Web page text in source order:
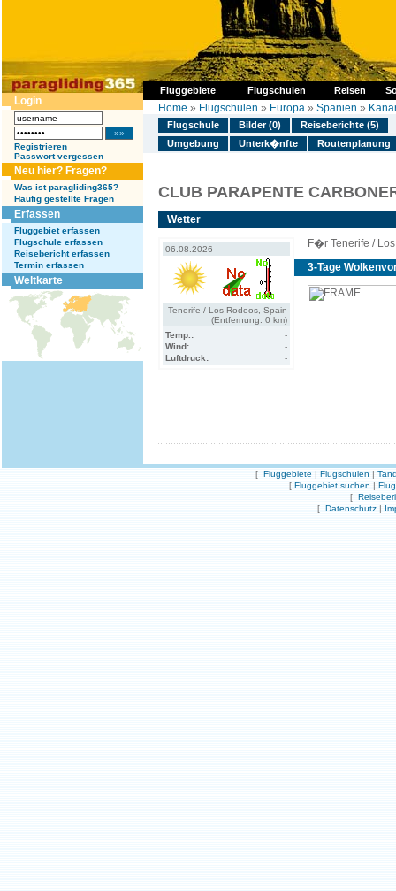
Fluggebiete Flugschulen Reisen
Login
Registrieren
Passwort vergessen
Neu hier? Fragen?
Was ist paragliding365?
Häufig gestellte Fragen
Erfassen
Fluggebiet erfassen
Flugschule erfassen
Reisebericht erfassen
Termin erfassen
Weltkarte
Home » Flugschulen » Europa » Spanien »
Flugschule Bilder (0)
Reiseberichte (5)
Umgebung
Unterk�nfte Routenplanung
CLUB PARAPENTE
Wetter
06.08.2026
Tenerife / Los Rodeos, Spain
(Entfernung: 0 km)
Temp.:
-
Wind:
-
Luftdruck:
-
F�r Tenerife /
3-Tage
[ Fluggebiete | Flugschulen |
[ Fluggebiet suchen |
[
[ Datenschutz |